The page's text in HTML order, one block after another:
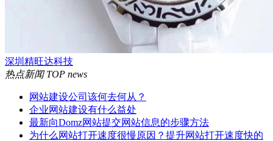
深圳精旺达科技
热点新闻TOP news
网站建设公司该何去何从？
企业网站建设有什么益处
最新向Domz网站提交网站信息的步骤方法
为什么网站打开速度很慢原因？提升网站打开速度快的